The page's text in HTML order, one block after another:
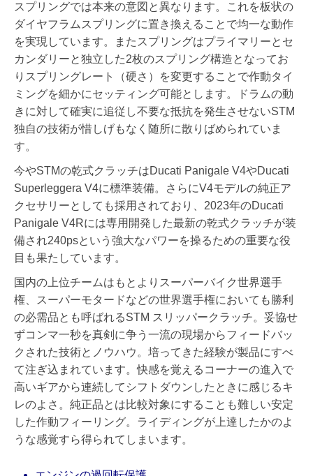
スプリングでは本来の意図と異なります。これを板状の
ダイヤフラムスプリングに置き換えることで均一な動作
を実現しています。またスプリングはプライマリーとセ
カンダリーと独立した2枚のスプリング構造となってお
りスプリングレート（硬さ）を変更することで作動タイ
ミングを細かにセッティング可能とします。ドラムの動
きに対して確実に追従し不要な抵抗を発生させないSTM
独自の技術が惜しげもなく随所に散りばめられていま
す。
今やSTMの乾式クラッチはDucati Panigale V4やDucati
Superleggera V4に標準装備。さらにV4モデルの純正ア
クセサリーとしても採用されており、2023年のDucati
Panigale V4Rには専用開発した最新の乾式クラッチが装
備され240psという強大なパワーを操るための重要な役
目も果たしています。
国内の上位チームはもとよりスーパーバイク世界選手
権、スーパーモタードなどの世界選手権においても勝利
の必需品とも呼ばれるSTM スリッパークラッチ。妥協せ
ずコンマ一秒を真剣に争う一流の現場からフィードバッ
クされた技術とノウハウ。培ってきた経験が製品にすべ
て注ぎ込まれています。快感を覚えるコーナーの進入で
高いギアから連続してシフトダウンしたときに感じるキ
レのよさ。純正品とは比較対象にすることも難しい安定
した作動フィーリング。ライディングが上達したかのよ
うな感覚すら得られてしまいます。